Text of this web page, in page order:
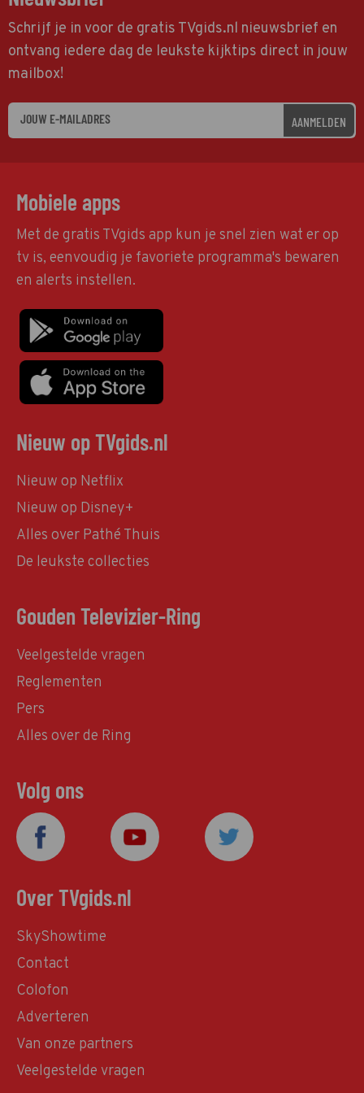
Schrijf je in voor de gratis TVgids.nl nieuwsbrief en
ontvang iedere dag de leukste kijktips direct in jouw
mailbox!
AANMELDEN
Mobiele apps
Met de gratis TVgids app kun je snel zien wat er op
tv is, eenvoudig je favoriete programma's bewaren
en alerts instellen.
Nieuw op TVgids.nl
Nieuw op Netflix
Nieuw op Disney+
Alles over Pathé Thuis
De leukste collecties
Gouden Televizier-Ring
Veelgestelde vragen
Reglementen
Pers
Alles over de Ring
Volg ons
Over TVgids.nl
SkyShowtime
Contact
Colofon
Adverteren
Van onze partners
Veelgestelde vragen